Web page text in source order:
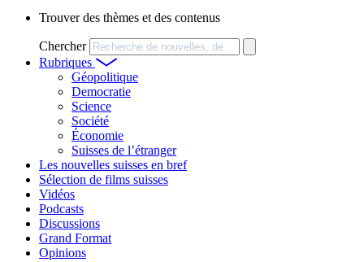
Trouver des thèmes et des contenus
Chercher
Rubriques
Géopolitique
Democratie
Science
Société
Économie
Suisses de l’étranger
Les nouvelles suisses en bref
Sélection de films suisses
Vidéos
Podcasts
Discussions
Grand Format
Opinions